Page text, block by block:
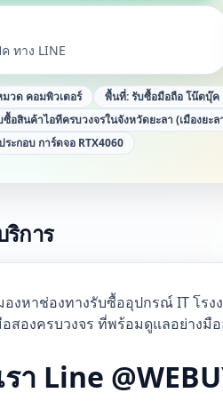
ทาง LINE
มวด คอมพิวเตอร์ พื้นที่:รับซื้อมือถือ โน๊ตบุ๊ค
ซื้อสินค้าไอทีครบวงจรในจังหวัดยะลา (เมืองยะ
ระกอบ การ์ดจอ RTX4060
ริการ
งหาช่องทางรับซื้ออุปกรณ์ IT โรง
สองครบวงจร ที่พร้อมดูแลอย่างมื
า Line